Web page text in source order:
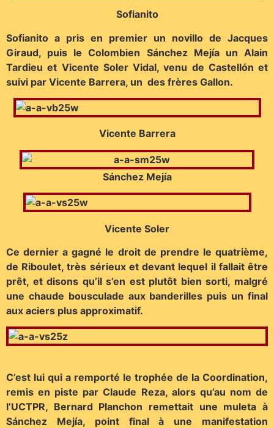
Sofianito
Sofianito a pris en premier un novillo de Jacques
Giraud, puis le Colombien Sánchez Mejía un Alain
Tardieu et Vicente Soler Vidal, venu de Castellón et
suivi par Vicente Barrera, un des frères Gallon.
Vicente Barrera
Sánchez Mejía
Vicente Soler
Ce dernier a gagné le droit de prendre le quatrième,
de Riboulet, très sérieux et devant lequel il fallait être
prêt, et disons qu’il s’en est plutôt bien sorti, malgré
une chaude bousculade aux banderilles puis un final
aux aciers plus approximatif.
C’est lui qui a remporté le trophée de la Coordination,
remis en piste par Claude Reza, alors qu’au nom de
l’UCTPR, Bernard Planchon remettait une muleta à
Sánchez Mejía, point final à une manifestation